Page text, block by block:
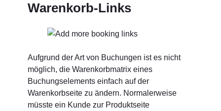
Warenkorb-Links
Aufgrund der Art von Buchungen ist es nicht
möglich, die Warenkorbmatrix eines
Buchungselements einfach auf der
Warenkorbseite zu ändern. Normalerweise
müsste ein Kunde zur Produktseite